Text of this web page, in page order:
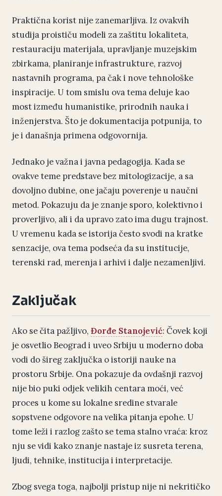
Praktična korist nije zanemarljiva. Iz ovakvih
studija proističu modeli za zaštitu lokaliteta,
restauraciju materijala, upravljanje muzejskim
zbirkama, planiranje infrastrukture, razvoj
nastavnih programa, pa čak i nove tehnološke
inspiracije. U tom smislu ova tema deluje kao
most između humanistike, prirodnih nauka i
inženjerstva. Što je dokumentacija potpunija, to
je i današnja primena odgovornija.
Jednako je važna i javna pedagogija. Kada se
ovakve teme predstave bez mitologizacije, a sa
dovoljno dubine, one jačaju poverenje u naučni
metod. Pokazuju da je znanje sporo, kolektivno i
proverljivo, ali i da upravo zato ima dugu trajnost.
U vremenu kada se istorija često svodi na kratke
senzacije, ova tema podseća da su institucije,
terenski rad, merenja i arhivi i dalje nezamenljivi.
Zaključak
Ako se čita pažljivo, Đorđe Stanojević: Čovek koji
je osvetlio Beograd i uveo Srbiju u moderno doba
vodi do šireg zaključka o istoriji nauke na
prostoru Srbije. Ona pokazuje da ovdašnji razvoj
nije bio puki odjek velikih centara moći, već
proces u kome su lokalne sredine stvarale
sopstvene odgovore na velika pitanja epohe. U
tome leži i razlog zašto se tema stalno vraća: kroz
nju se vidi kako znanje nastaje iz susreta terena,
ljudi, tehnike, institucija i interpretacije.
Zbog svega toga, najbolji pristup nije ni nekritičko